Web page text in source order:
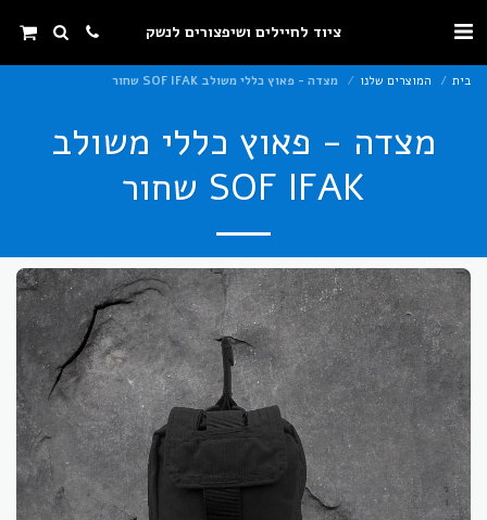
ציוד לחיילים ושיפצורים לנשק
בית המוצרים שלנו מצדה - פאוץ כללי משולב SOF IFAK שחור
מצדה - פאוץ כללי משולב
SOF IFAK שחור